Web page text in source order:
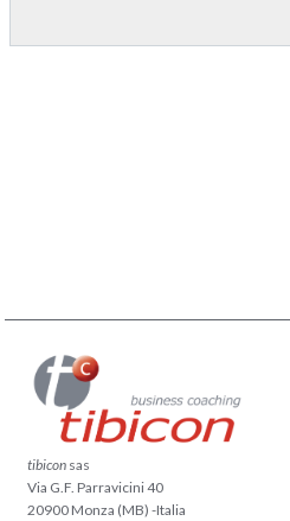
tibicon sas
Via G.F. Parravicini 40
20900 Monza (MB) -Italia